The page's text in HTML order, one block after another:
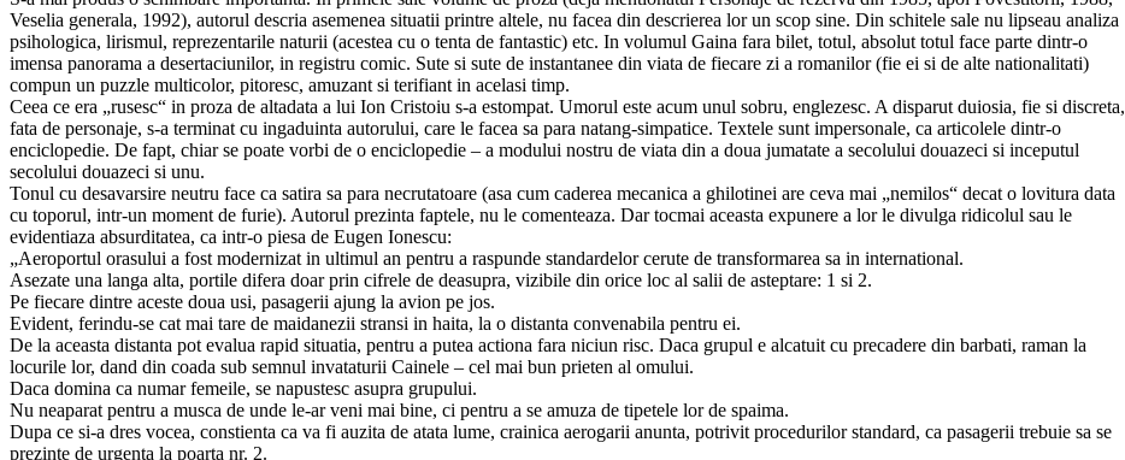
Veselia generala, 1992), autorul descria asemenea situatii printre altele, nu facea din descrierea lor un scop sine. Din schitele sale nu lipseau analiza
psihologica, lirismul, reprezentarile naturii (acestea cu o tenta de fantastic) etc. In volumul Gaina fara bilet, totul, absolut totul face parte dintr-o
imensa panorama a desertaciunilor, in registru comic. Sute si sute de instantanee din viata de fiecare zi a romanilor (fie ei si de alte nationalitati)
compun un puzzle multicolor, pitoresc, amuzant si terifiant in acelasi timp.
Ceea ce era „rusesc“ in proza de altadata a lui Ion Cristoiu s-a estompat. Umorul este acum unul sobru, englezesc. A disparut duiosia, fie si discreta,
fata de personaje, s-a terminat cu ingaduinta autorului, care le facea sa para natang-simpatice. Textele sunt impersonale, ca articolele dintr-o
enciclopedie. De fapt, chiar se poate vorbi de o enciclopedie – a modului nostru de viata din a doua jumatate a secolului douazeci si inceputul
secolului douazeci si unu.
Tonul cu desavarsire neutru face ca satira sa para necrutatoare (asa cum caderea mecanica a ghilotinei are ceva mai „nemilos“ decat o lovitura data
cu toporul, intr-un moment de furie). Autorul prezinta faptele, nu le comenteaza. Dar tocmai aceasta expunere a lor le divulga ridicolul sau le
evidentiaza absurditatea, ca intr-o piesa de Eugen Ionescu:
„Aeroportul orasului a fost modernizat in ultimul an pentru a raspunde standardelor cerute de transformarea sa in international.
Asezate una langa alta, portile difera doar prin cifrele de deasupra, vizibile din orice loc al salii de asteptare: 1 si 2.
Pe fiecare dintre aceste doua usi, pasagerii ajung la avion pe jos.
Evident, ferindu-se cat mai tare de maidanezii stransi in haita, la o distanta convenabila pentru ei.
De la aceasta distanta pot evalua rapid situatia, pentru a putea actiona fara niciun risc. Daca grupul e alcatuit cu precadere din barbati, raman la
locurile lor, dand din coada sub semnul invataturii Cainele – cel mai bun prieten al omului.
Daca domina ca numar femeile, se napustesc asupra grupului.
Nu neaparat pentru a musca de unde le-ar veni mai bine, ci pentru a se amuza de tipetele lor de spaima.
Dupa ce si-a dres vocea, constienta ca va fi auzita de atata lume, crainica aerogarii anunta, potrivit procedurilor standard, ca pasagerii trebuie sa se
prezinte de urgenta la poarta nr. 2.